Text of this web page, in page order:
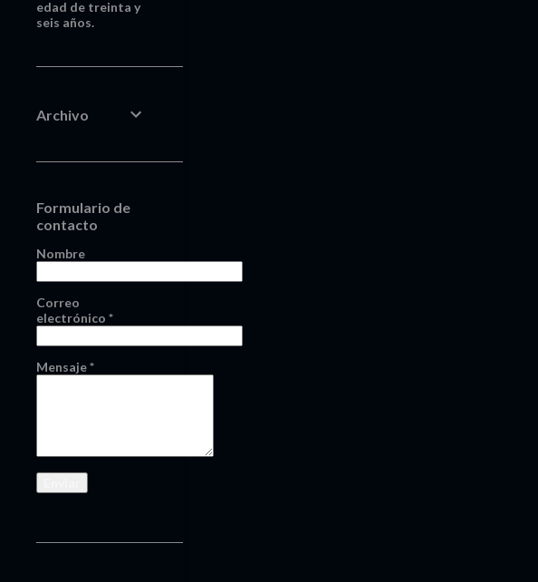
edad de treinta y
seis años.
Archivo
Formulario de
contacto
Nombre
Correo
electrónico *
Mensaje*